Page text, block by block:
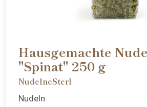
Hausgemachte
"Spinat" 250 g
NudelneSterl
Nudeln